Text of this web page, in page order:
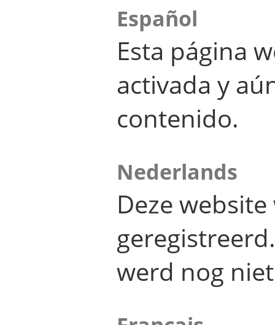
Español
Esta página
activada y
contenido.
Nederlands
Deze
werd nog